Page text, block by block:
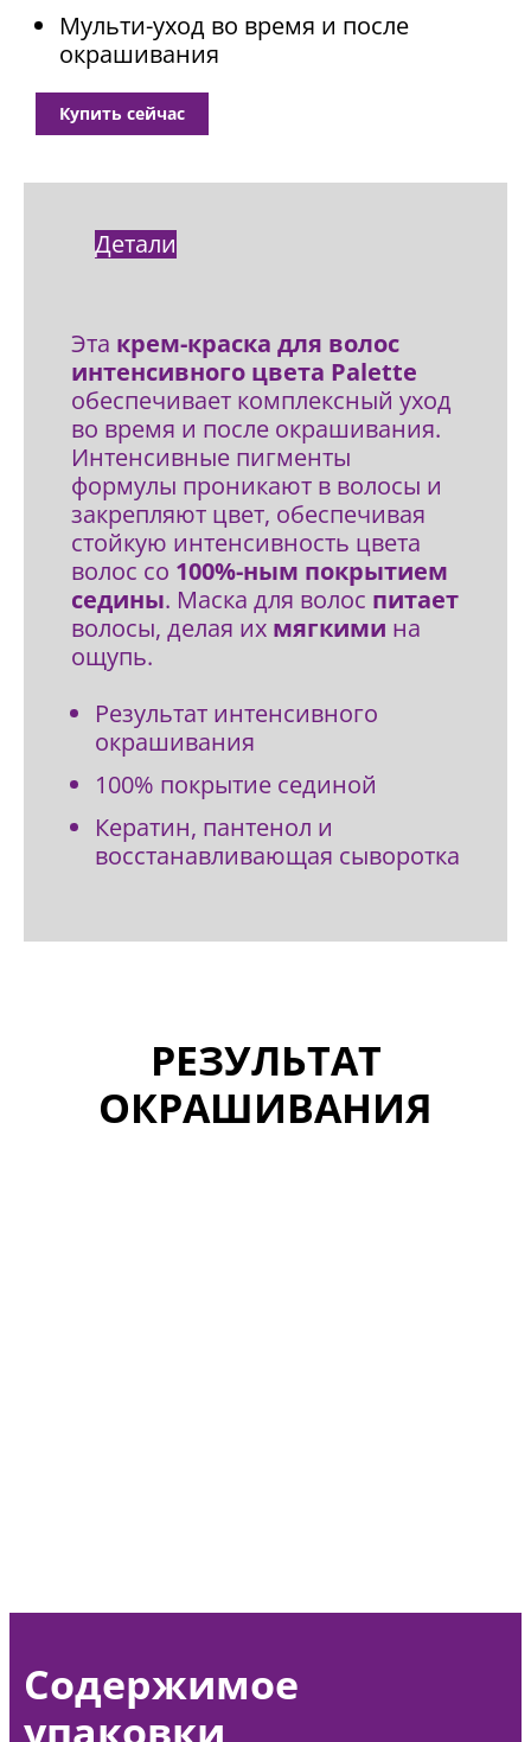
Мульти-уход во время и после
окрашивания
Купить сейчас
Детали
Эта крем-краска для волос
интенсивного цвета Palette
обеспечивает комплексный уход
во время и после окрашивания.
Интенсивные пигменты
формулы проникают в волосы и
закрепляют цвет, обеспечивая
стойкую интенсивность цвета
волос со 100%-ным покрытием
седины. Маска для волос питает
волосы, делая их мягкими на
ощупь.
Результат интенсивного
окрашивания
100% покрытие сединой
Кератин, пантенол и
восстанавливающая сыворотка
РЕЗУЛЬТАТ
ОКРАШИВАНИЯ
Содержимое
упаковки